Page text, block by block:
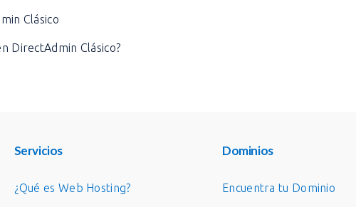
Clásico
DirectAdmin Clásico?
Servicios
¿Qué es Web Hosting?
Dominios
Encuentra tu Dominio